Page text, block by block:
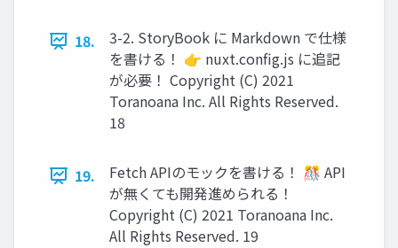
18.
3-2. StoryBook に Markdown で仕様
を書ける！ 👉 nuxt.config.js に追記
が必要！ Copyright (C) 2021
Toranoana Inc. All Rights Reserved.
18
19.
Fetch APIのモックを書ける！ 🎊 API
が無くても開発進められる！
Copyright (C) 2021 Toranoana Inc.
All Rights Reserved. 19